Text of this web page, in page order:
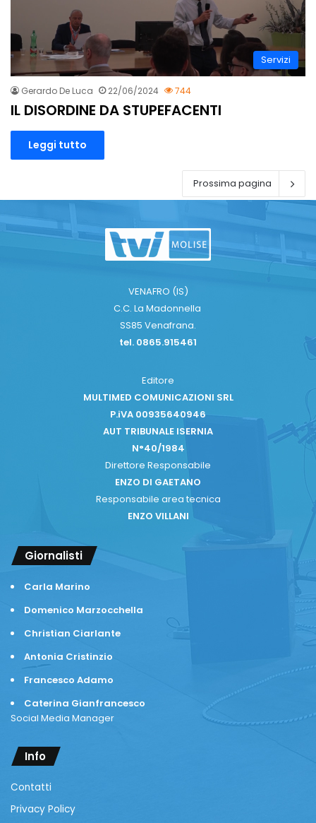
Servizi
Gerardo De Luca 22/06/2024 744
IL DISORDINE DA STUPEFACENTI
Leggi tutto
Prossima pagina
VENAFRO (IS)
C.C. La Madonnella
SS85 Venafrana.
tel. 0865.915461
Editore
MULTIMED COMUNICAZIONI SRL
P.iVA 00935640946
AUT TRIBUNALE ISERNIA
N°40/1984
Direttore Responsabile
ENZO DI GAETANO
Responsabile area tecnica
ENZO VILLANI
Giornalisti
Carla Marino
Domenico Marzocchella
Christian Ciarlante
Antonia Cristinzio
Francesco Adamo
Caterina Gianfrancesco
Social Media Manager
Info
Contatti
Privacy Policy